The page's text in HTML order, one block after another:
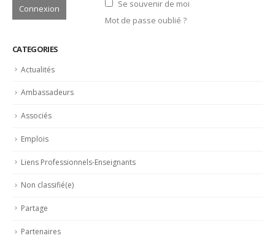
Se souvenir de moi
Mot de passe oublié ?
CATEGORIES
Actualités
Ambassadeurs
Associés
Emplois
Liens Professionnels-Enseignants
Non classifié(e)
Partage
Partenaires